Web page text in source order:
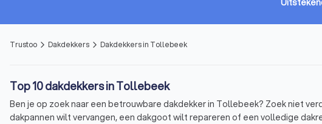
Trustoo arrow_forward_ios Dakdekkers arrow_forward_ios Dakdekkers in Tollebeek
Top 10 dakdekkers in Tollebeek
Ben je op zoek naar een betrouwbare dakdekker in Tollebeek? Zoek niet
dakpannen wilt vervangen, een dakgoot wilt repareren of een volledige